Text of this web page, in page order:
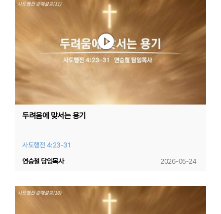
두려움에 맞서는 용기
사도행전 4:23-31
2026-05-24
연승철 담임목사